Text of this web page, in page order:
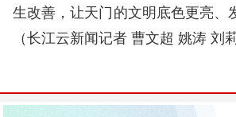
生改善，让天门的文明底色更亮、
（长江云新闻记者 曹文超 姚涛 刘